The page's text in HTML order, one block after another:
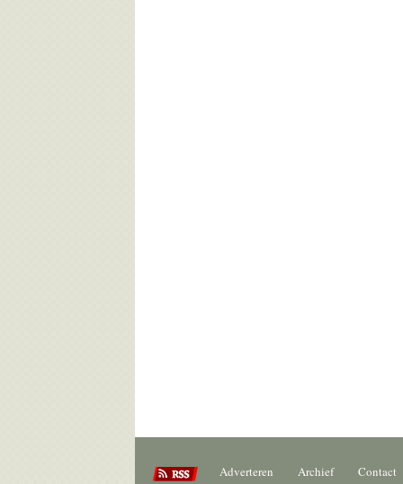
Adverteren Archief Contact